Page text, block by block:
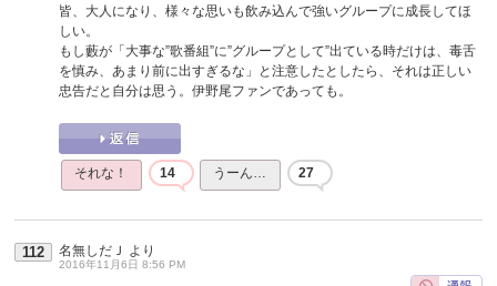
皆、大人になり、様々な思いも飲み込んで強いグループに成長してほ
しい。
もし藪が「大事な”歌番組”に”グループとして”出ている時だけは、毒舌
を慎み、あまり前に出すぎるな」と注意したとしたら、それは正しい
忠告だと自分は思う。伊野尾ファンであっても。
それな！ 14 うーん… 27
112 名無しだＪ より
2016年11月6日 8:56 PM